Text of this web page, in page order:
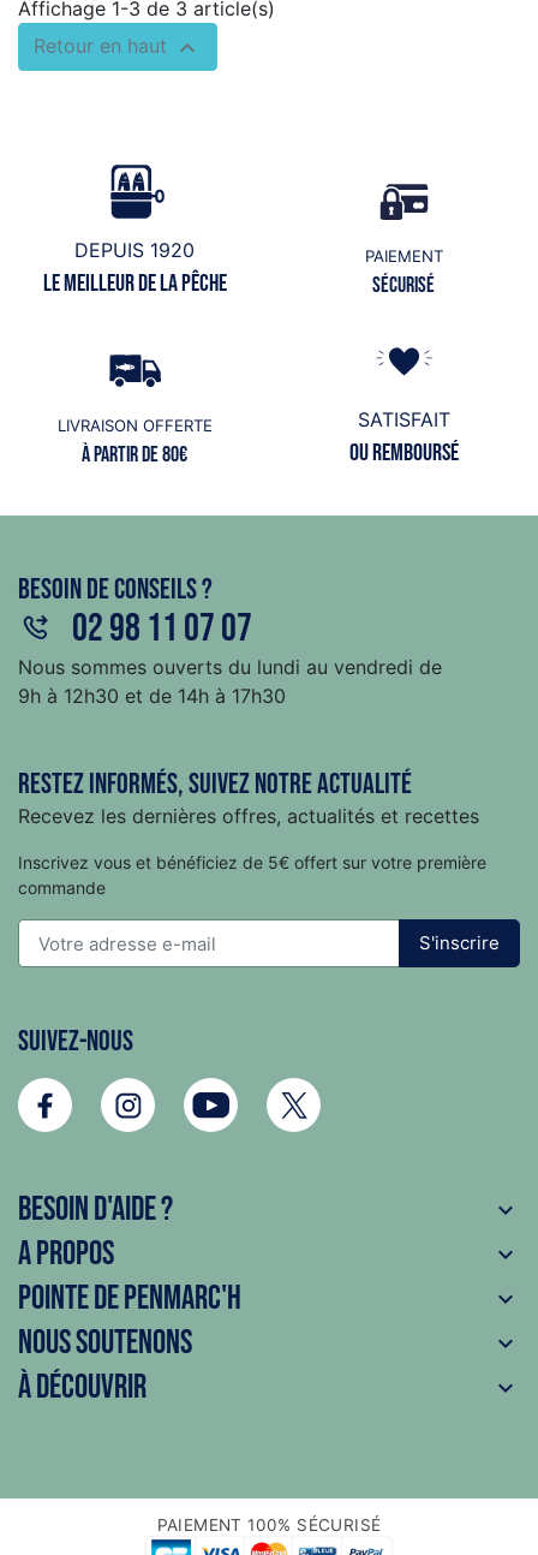
Affichage 1-3 de 3 article(s)
Retour en haut 
DEPUIS 1920
Le meilleur de la pêche
PAIEMENT
Sécurisé
LIVRAISON OFFERTE
à partir de 80€
SATISFAIT
ou remboursé
Besoin de conseils ?
02 98 11 07 07
Nous sommes ouverts du lundi au vendredi de
9h à 12h30 et de 14h à 17h30
Restez informés, suivez notre actualité
Recevez les dernières offres, actualités et recettes
Inscrivez vous et bénéficiez de 5€ offert sur votre première
commande
S'inscrire
Suivez-nous
Besoin d'aide ? 
A propos 
Pointe de Penmarc'h 
Nous soutenons 
À découvrir 
PAIEMENT 100% SÉCURISÉ